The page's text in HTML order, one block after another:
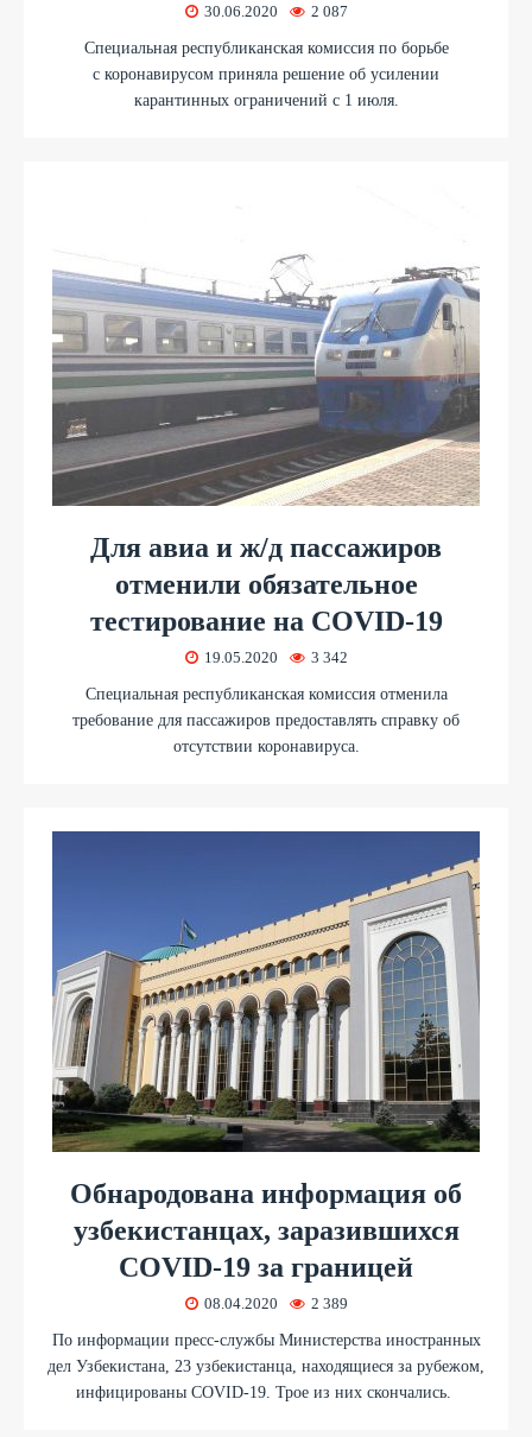
30.06.2020 2 087
Специальная республиканская комиссия по борьбе
с коронавирусом приняла решение об усилении
карантинных ограничений с 1 июля.
Для авиа и ж/д пассажиров
отменили обязательное
тестирование на COVID-19
19.05.2020 3 342
Специальная республиканская комиссия отменила
требование для пассажиров предоставлять справку об
отсутствии коронавируса.
Обнародована информация об
узбекистанцах, заразившихся
COVID-19 за границей
08.04.2020 2 389
По информации пресс-службы Министерства иностранных
дел Узбекистана, 23 узбекистанца, находящиеся за рубежом,
инфицированы COVID-19. Трое из них скончались.